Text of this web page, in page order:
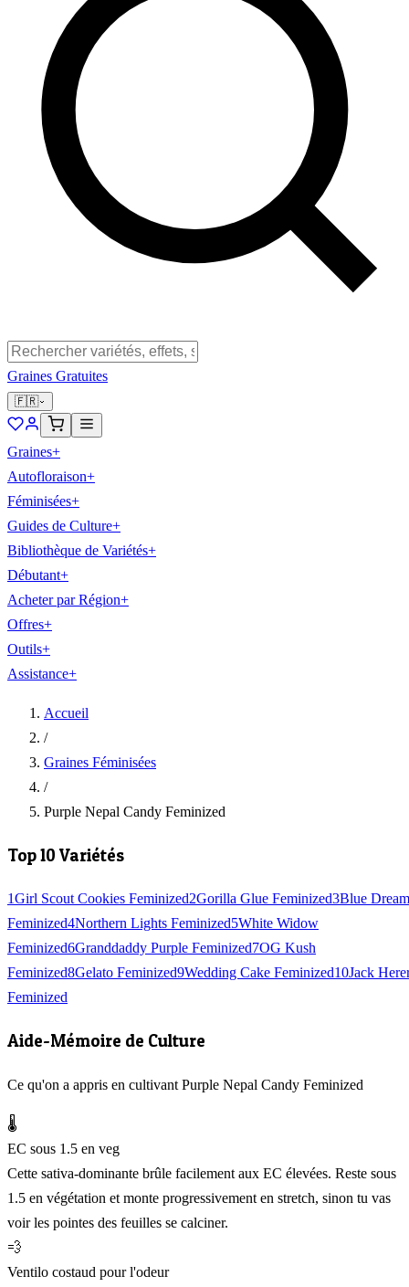
Graines Gratuites
🇫🇷
Graines+
Autofloraison+
Féminisées+
Guides de Culture+
Bibliothèque de Variétés+
Débutant+
Acheter par Région+
Offres+
Outils+
Assistance+
Accueil
/
Graines Féminisées
/
Purple Nepal Candy Feminized
Top 10 Variétés
1Girl Scout Cookies Feminized2Gorilla Glue Feminized3Blue Dream
Feminized4Northern Lights Feminized5White Widow
Feminized6Granddaddy Purple Feminized7OG Kush
Feminized8Gelato Feminized9Wedding Cake Feminized10Jack
Feminized
Aide-Mémoire de Culture
Ce qu'on a appris en cultivant Purple Nepal Candy Feminized
🌡️
EC sous 1.5 en veg
Cette sativa-dominante brûle facilement aux EC élevées. Reste sous
1.5 en végétation et monte progressivement en stretch, sinon tu vas
voir les pointes des feuilles se calciner.
💨
Ventilo costaud pour l'odeur